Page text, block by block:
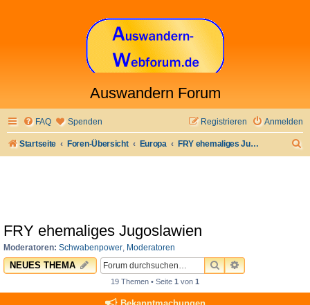
Auswandern Forum
FAQ Spenden Anmelden
Registrieren
Startseite Foren-Übersicht Europa FRY ehemaliges Jugoslawien
FRY ehemaliges Jugoslawien
Moderatoren: Schwabenpower, Moderatoren
NEUES THEMA SUCHEERWEITERTE
19 Themen • Seite 1 von 1